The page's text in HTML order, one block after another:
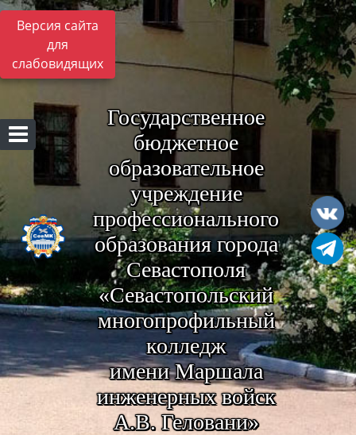
Версия сайта
для
слабовидящих
Государственное
бюджетное
образовательное
учреждение
профессионального
образования города
Севастополя
«Севастопольский
многопрофильный
колледж
имени Маршала
инженерных войск
А.В. Геловани»